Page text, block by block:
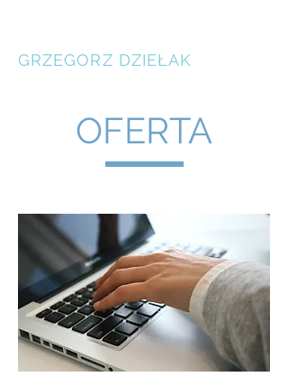
GRZEGORZ DZIEŁAK
OFERTA